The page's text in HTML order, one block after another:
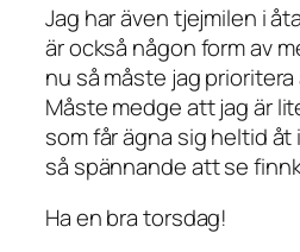
Jag har även tjejmilen i
är också någon form av
nu så måste jag
Måste medge att jag är
som får ägna sig heltid åt
så spännande att se
Ha en bra torsdag!